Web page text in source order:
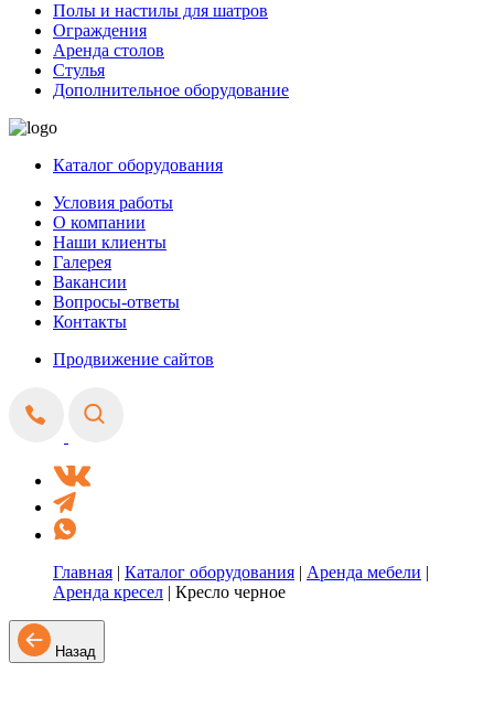
Полы и настилы для шатров
Ограждения
Аренда столов
Стулья
Дополнительное оборудование
Каталог оборудования
Условия работы
О компании
Наши клиенты
Галерея
Вакансии
Вопросы-ответы
Контакты
Продвижение сайтов
Главная | Каталог оборудования | Аренда мебели |
Аренда кресел | Кресло черное
Назад